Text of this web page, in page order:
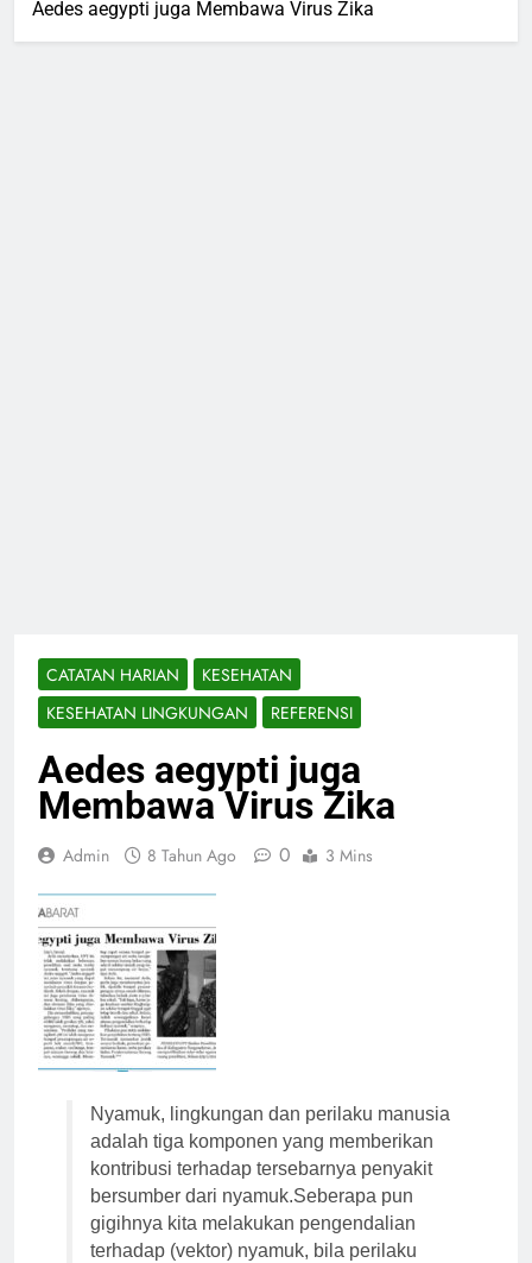
Aedes aegypti juga Membawa Virus Zika
CATATAN HARIAN
KESEHATAN
KESEHATAN LINGKUNGAN
REFERENSI
Aedes aegypti juga
Membawa Virus Zika
Admin 8 Tahun Ago 0 3 Mins
Nyamuk, lingkungan dan perilaku manusia
adalah tiga komponen yang memberikan
kontribusi terhadap tersebarnya penyakit
bersumber dari nyamuk.Seberapa pun
gigihnya kita melakukan pengendalian
terhadap (vektor) nyamuk, bila perilaku